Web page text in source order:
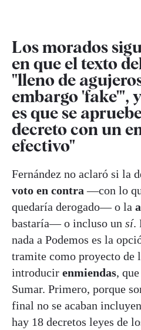
Los morados
en que el texto
"lleno de
embargo 'fake'",
es que se
decreto con un
efectivo"
Fernández no aclaró si la
voto en contra —con lo
quedaría derogado— o la
bastaría— o incluso un sí.
nada a Podemos es la
tramite como proyecto de
introducir enmiendas,
Sumar. Primero, porque
final no se acaban
hay 18 decretos leyes de